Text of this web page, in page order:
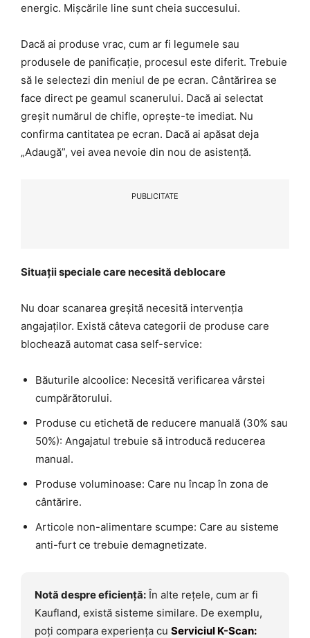
energic. Mișcările line sunt cheia succesului.
Dacă ai produse vrac, cum ar fi legumele sau
produsele de panificație, procesul este diferit. Trebuie
să le selectezi din meniul de pe ecran. Cântărirea se
face direct pe geamul scanerului. Dacă ai selectat
greșit numărul de chifle, oprește-te imediat. Nu
confirma cantitatea pe ecran. Dacă ai apăsat deja
„Adaugă”, vei avea nevoie din nou de asistență.
PUBLICITATE
Situații speciale care necesită deblocare
Nu doar scanarea greșită necesită intervenția
angajaților. Există câteva categorii de produse care
blochează automat casa self-service:
Băuturile alcoolice: Necesită verificarea vârstei
cumpărătorului.
Produse cu etichetă de reducere manuală (30% sau
50%): Angajatul trebuie să introducă reducerea
manual.
Produse voluminoase: Care nu încap în zona de
cântărire.
Articole non-alimentare scumpe: Care au sisteme
anti-furt ce trebuie demagnetizate.
Notă despre eficiență: În alte rețele, cum ar fi
Kaufland, există sisteme similare. De exemplu,
poți compara experiența cu Serviciul K-Scan: